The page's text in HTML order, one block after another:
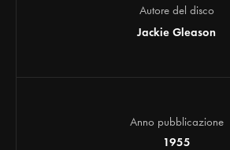
Autore del disco
Jackie Gleason
Anno pubblicazione
1955